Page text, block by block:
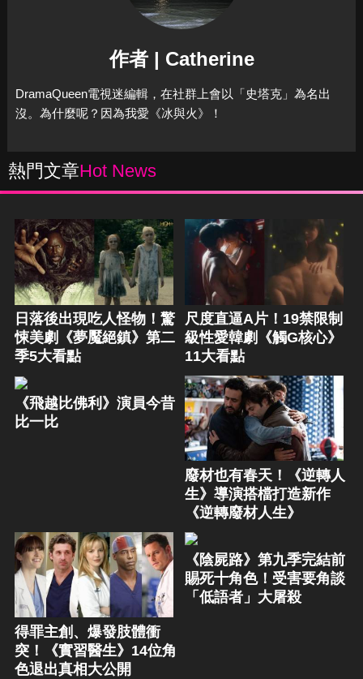
作者 | Catherine
DramaQueen電視迷編輯，在社群上會以「史塔克」為名出
沒。為什麼呢？因為我愛《冰與火》！
熱門文章Hot News
日落後出現吃人怪物！驚
悚美劇《夢魘絕鎮》第二
季5大看點
尺度直逼A片！19禁限制
級性愛韓劇《觸G核心》
11大看點
《飛越比佛利》演員今昔
比一比
廢材也有春天！《逆轉人
生》導演搭檔打造新作
《逆轉廢材人生》
得罪主創、爆發肢體衝
突！《實習醫生》14位角
色退出真相大公開
《陰屍路》第九季完結前
賜死十角色！受害要角談
「低語者」大屠殺